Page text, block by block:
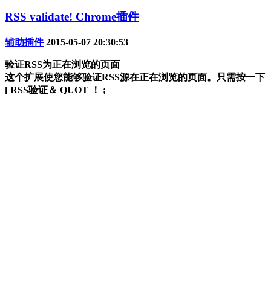
RSS validate! Chrome插件
辅助插件 2015-05-07 20:30:53
验证RSS为正在浏览的页面
这个扩展使您能够验证RSS源在正在浏览的页面。只需按一下
[ RSS验证＆ QUOT ！ ;